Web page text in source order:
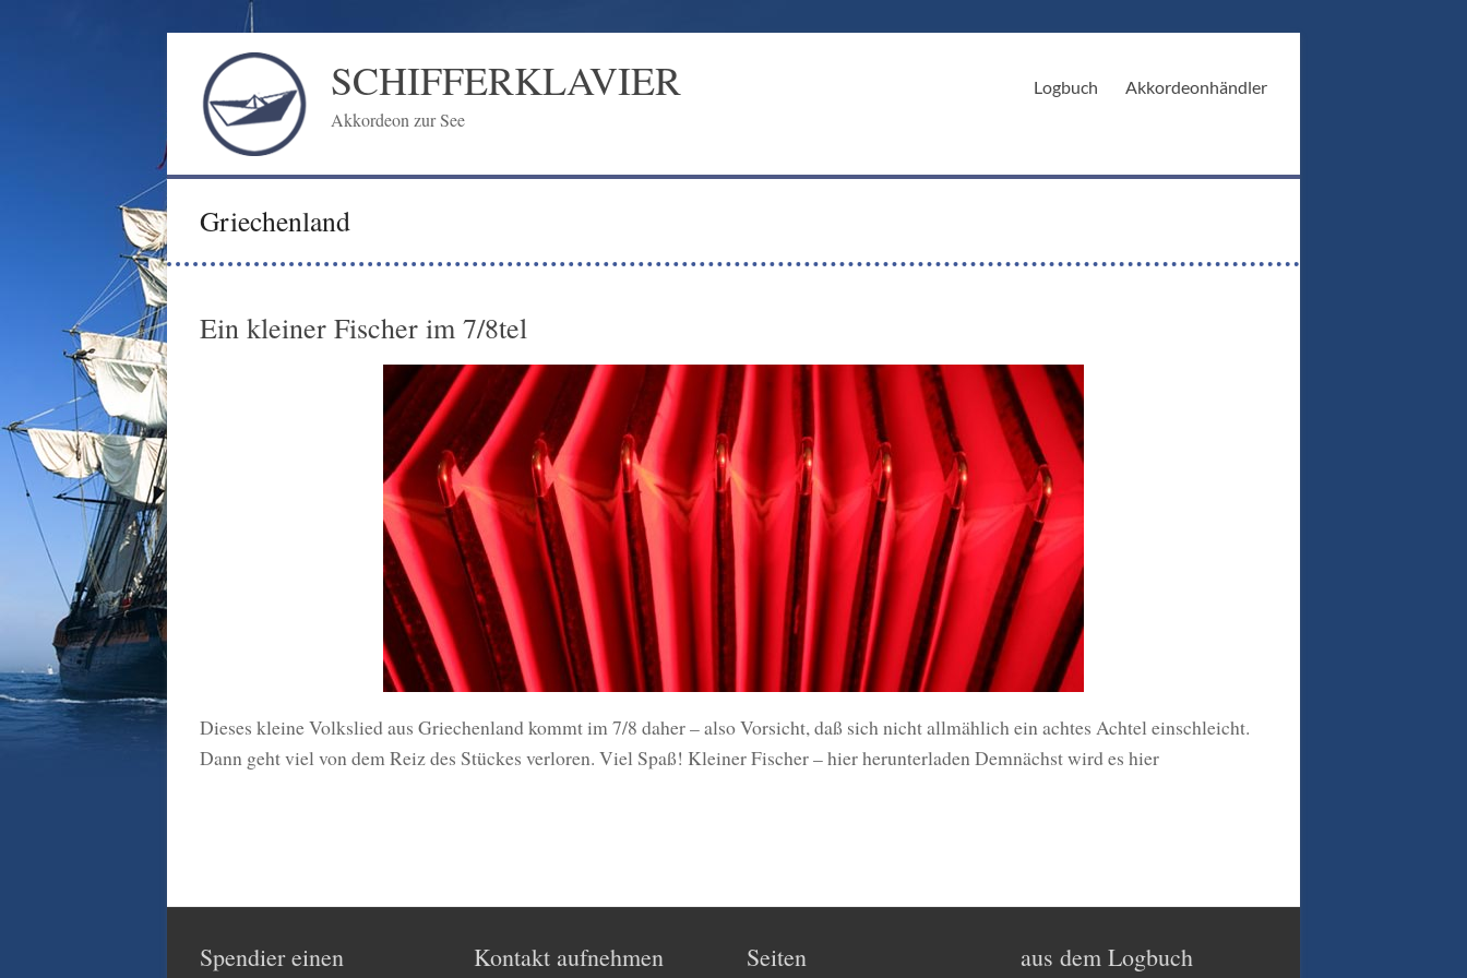
springen
SCHIFFERKLAVIER
Akkordeon zur See
Logbuch Akkordeonhändler
Griechenland
Ein kleiner Fischer im 7/8tel
Dieses kleine Volkslied aus Griechenland kommt im 7/8 daher – also Vorsicht, daß sich nicht allmählich ein achtes Achtel einschleicht.
Dann geht viel von dem Reiz des Stückes verloren. Viel Spaß! Kleiner Fischer – hier herunterladen Demnächst wird es hier
Spendier einen
Kontakt aufnehmen Seiten aus dem Logbuch